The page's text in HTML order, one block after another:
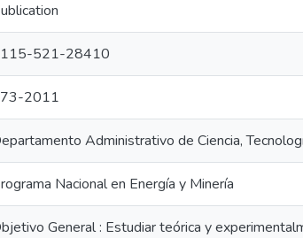
521-28410
2011
Administrativo de Ciencia,
Nacional en Energía y Minería
General : Estudiar teórica y